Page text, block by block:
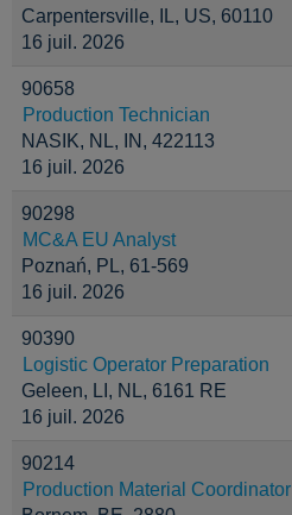
Carpentersville, IL, US, 60110
16 juil. 2026
90658
Production Technician
NASIK, NL, IN, 422113
16 juil. 2026
90298
MC&A EU Analyst
Poznań, PL, 61-569
16 juil. 2026
90390
Logistic Operator Preparation
Geleen, LI, NL, 6161 RE
16 juil. 2026
90214
Production Material Coordinator